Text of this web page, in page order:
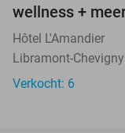
TODAY
wellness +
Hôtel L'Amandier
Libramont-Chevigny
Verkocht: 6